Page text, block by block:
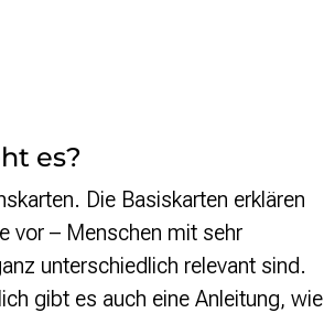
es?
Die Basiskarten erklären
vor – Menschen mit sehr
unterschiedlich relevant sind.
gibt es auch eine Anleitung, wie